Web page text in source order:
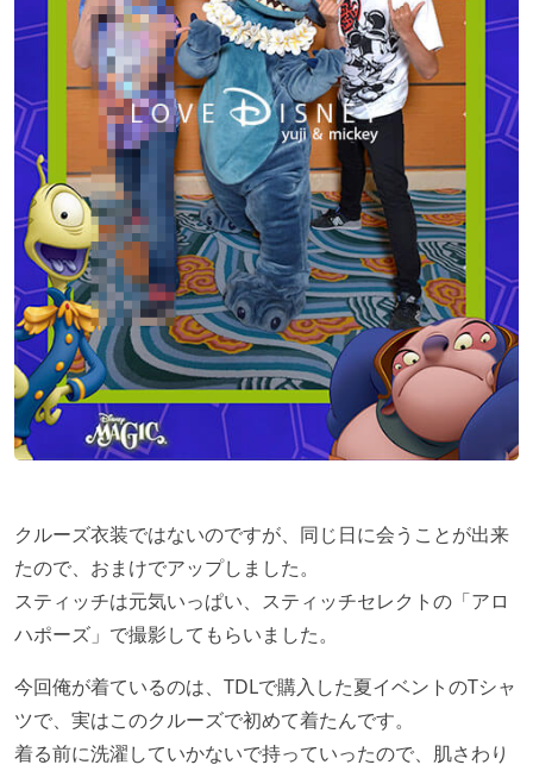
クルーズ衣装ではないのですが、同じ日に会うことが出来
たので、おまけでアップしました。
スティッチは元気いっぱい、スティッチセレクトの「アロ
ハポーズ」で撮影してもらいました。
今回俺が着ているのは、TDLで購入した夏イベントのTシャ
ツで、実はこのクルーズで初めて着たんです。
着る前に洗濯していかないで持っていったので、肌さわり